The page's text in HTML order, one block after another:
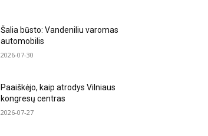
Šalia būsto: Vandeniliu varomas
automobilis
2026-07-30
Paaiškėjo, kaip atrodys Vilniaus
kongresų centras
2026-07-27